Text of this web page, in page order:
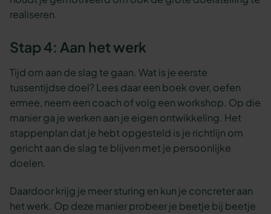
realiseren.
Stap 4: Aan het werk
Tijd om aan de slag te gaan. Wat is je eerste
tussentijdse doel? Lees daar een boek over, oefen
ermee, neem een coach of volg een workshop. Op die
manier ga je werken aan je eigen ontwikkeling. Het
stappenplan dat je hebt opgesteld is je richtlijn om
gericht aan de slag te blijven met je persoonlijke
doelen.
Daardoor krijg je meer sturing en kun je concreter aan
het werk. Op deze manier probeer je beetje bij beetje